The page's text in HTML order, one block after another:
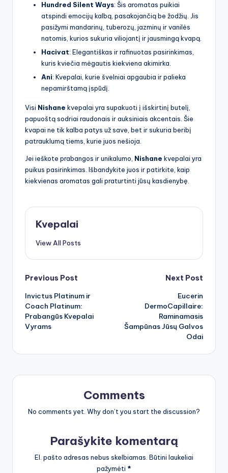
Hundred Silent Ways: Šis aromatas puikiai
atspindi emocijų kalbą, pasakojančią be žodžių. Jis
pasižymi mandarinų, tuberozų, jazminų ir vanilės
natomis, kurios sukuria viliojantį ir jausmingą kvapą.
Hacivat: Elegantiškas ir rafinuotas pasirinkimas,
kuris kviečia mėgautis kiekviena akimirka.
Ani: Kvepalai, kurie švelniai apgaubia ir palieka
nepamirštamą įspūdį.
Visi Nishane kvepalai yra supakuoti į išskirtinį butelį,
papuoštą sodriai raudonais ir auksiniais akcentais. Šie
kvapai ne tik kalba patys už save, bet ir sukuria beribį
patrauklumą tiems, kurie juos nešioja.
Jei ieškote prabangos ir unikalumo, Nishane kvepalai yra
puikus pasirinkimas. Išbandykite juos ir patirkite, kaip
kiekvienas aromatas gali praturtinti jūsų kasdienybę.
Kvepalai
View All Posts
Post
navigation
Previous Post
Invictus Platinum ir
Coach Platinum:
Prabangūs Kvepalai
Vyrams
Next Post
Eucerin
DermoCapillaire:
Raminamasis
Šampūnas Jūsų Galvos
Odai
Comments
No comments yet. Why don’t you start the discussion?
Parašykite komentarą
El. pašto adresas nebus skelbiamas. Būtini laukeliai
pažymėti *